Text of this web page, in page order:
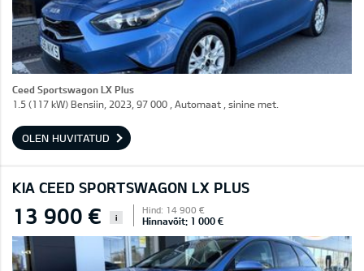
Ceed Sportswagon LX Plus
1.5 (117 kW) Bensiin, 2023, 97 000 , Automaat , sinine met.
OLEN HUVITATUD
KIA CEED SPORTSWAGON LX PLUS
13 900 € i
Hind: 14 900 €
Hinnavõit: 1 000 €